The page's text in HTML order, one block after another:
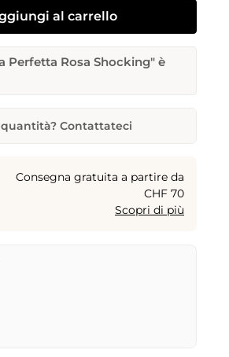
o usa i pulsanti per aumentare o
al carrello
Perfetta Rosa Shocking" è
Contattateci
Data di consegna desiderata
Consegna gratuita a partire da
CHF 70
Scopri di più
a Kriens, in Svizzera.
il
sabato